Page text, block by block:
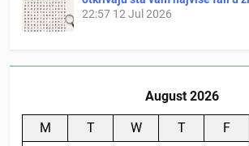
22:57 12 Jul 2026
August 2026
M T W T F